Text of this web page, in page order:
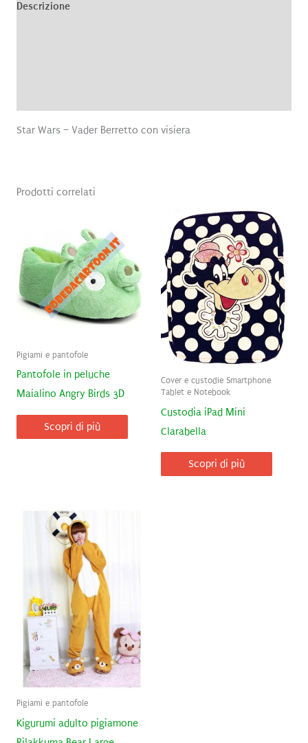
Descrizione
Star Wars – Vader Berretto con visiera
Prodotti correlati
Pigiami e pantofole
Pantofole in peluche
Maialino Angry Birds 3D
Scopri di più
Cover e custodie Smartphone
Tablet e Notebook
Custodia iPad Mini
Clarabella
Scopri di più
Pigiami e pantofole
Kigurumi adulto pigiamone